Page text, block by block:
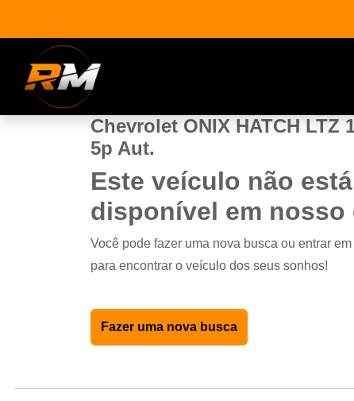
Chevrolet ONIX HATCH LTZ
5p Aut.
Este veículo não
disponível em nosso
Você pode fazer uma nova busca ou entrar
para encontrar o veículo dos seus sonhos!
Fazer uma nova busca